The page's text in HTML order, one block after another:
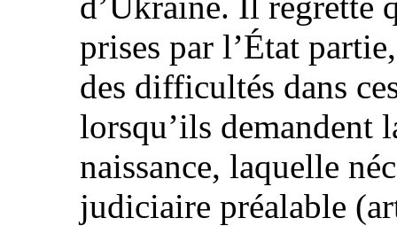
prises par l’État
des difficultés dans
lorsqu’ils demandent
naissance, laquelle
judiciaire préalable